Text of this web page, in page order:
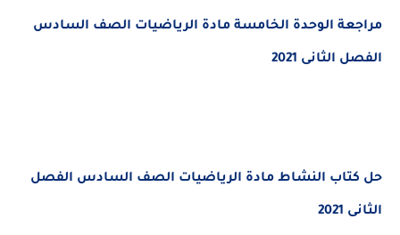
مراجعة الوحدة الخامسة مادة الرياضيات الصف السادس
الفصل الثانى 2021
حل كتاب النشاط مادة الرياضيات الصف السادس الفصل
الثانى 2021